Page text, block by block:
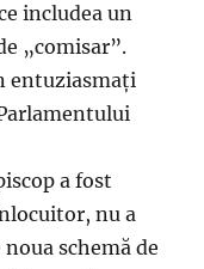
includea un
„comisar”.
entuziasmați
a fost
nu a
schemă de